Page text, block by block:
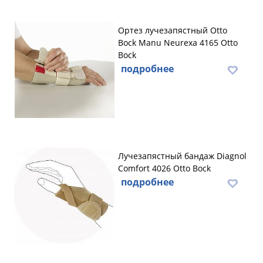
Ортез лучезапястный Otto
Bock Manu Neurexa 4165 Otto
Bock
подробнее
Лучезапястный бандаж Diagnol
Comfort 4026 Otto Bock
подробнее